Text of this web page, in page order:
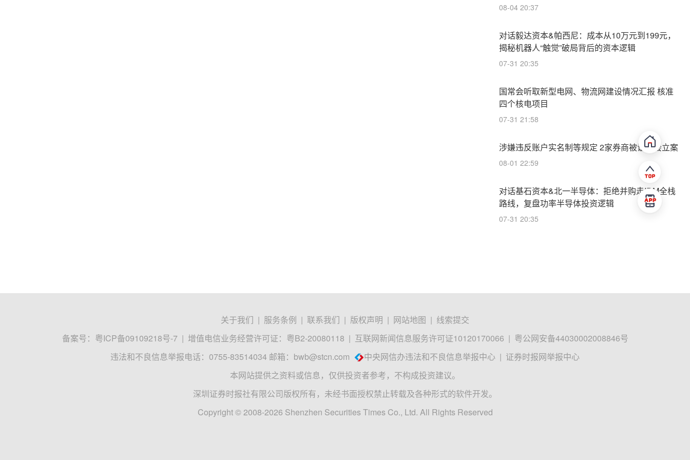
08-04 20:37
对话毅达资本&帕西尼：成本从10万元到199元，
揭秘机器人“触觉”破局背后的资本逻辑
07-31 20:35
国常会听取新型电网、物流网建设情况汇报 核准
四个核电项目
07-31 21:58
涉嫌违反账户实名制等规定 2家券商被证监会立案
08-01 22:59
对话基石资本&北一半导体：拒绝并购走IDM全栈
路线，复盘功率半导体投资逻辑
07-31 20:35
关于我们 | 服务条例 | 联系我们 | 版权声明 | 网站地图 | 线索提交
备案号： 粤ICP备09109218号-7 | 增值电信业务经营许可证：粤B2-20080118 | 互联网新闻信息服务许可证10120170066 | 粤公网安备44030002008846号
违法和不良信息举报电话：0755-83514034 邮箱： bwb@stcn.com 中央网信办违法和不良信息举报中心 | 证券时报网举报中心
本网站提供之资料或信息，仅供投资者参考，不构成投资建议。
深圳证券时报社有限公司版权所有，未经书面授权禁止转载及各种形式的软件开发。
Copyright © 2008-2026 Shenzhen Securities Times Co., Ltd. All Rights Reserved